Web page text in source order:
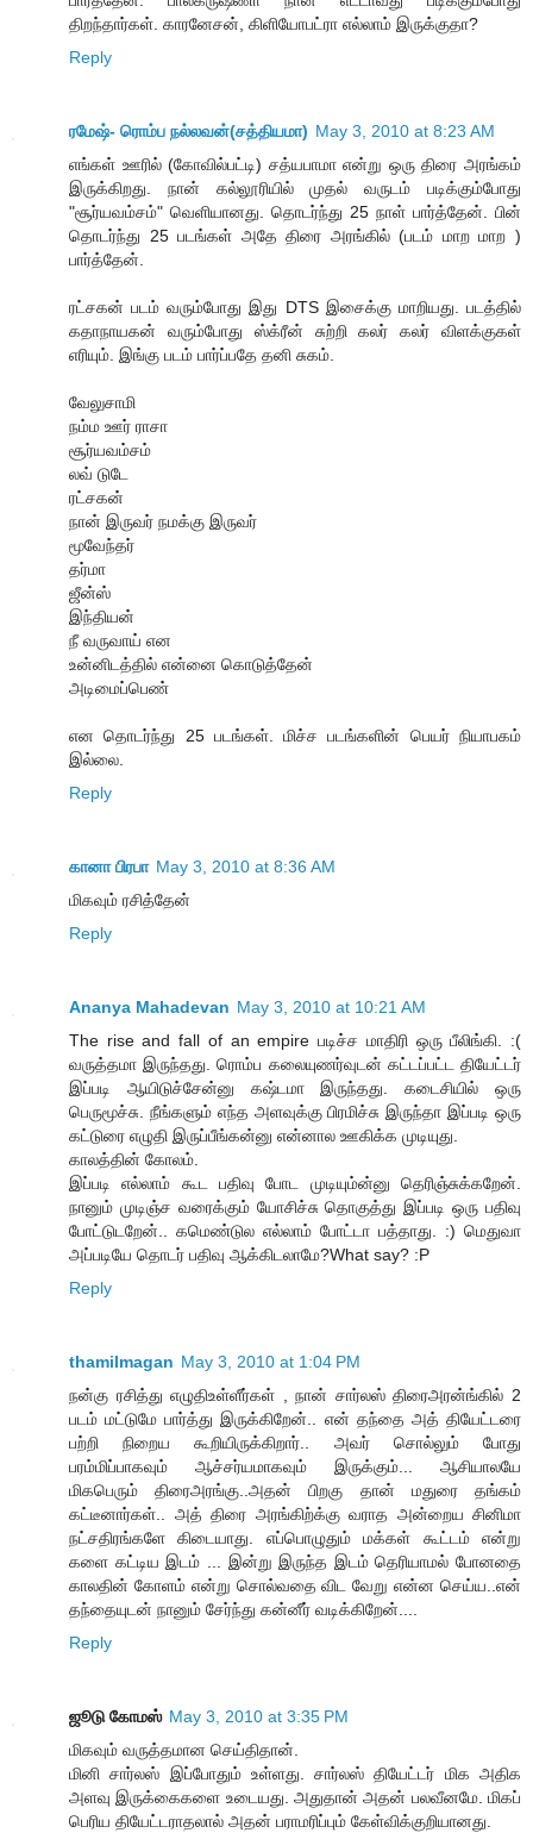
திறந்தார்கள். காரனேசன், கிளியோபட்ரா எல்லாம் இருக்குதா?
Reply
ரமேஷ்- ரொம்ப நல்லவன்(சத்தியமா) May 3, 2010 at 8:23 AM
எங்கள் ஊரில் (கோவில்பட்டி) சத்யபாமா என்று ஒரு திரை அரங்கம்
இருக்கிறது. நான் கல்லூரியில் முதல் வருடம் படிக்கும்போது
"சூர்யவம்சம்" வெளியானது. தொடர்ந்து 25 நாள் பார்த்தேன். பின்
தொடர்ந்து 25 படங்கள் அதே திரை அரங்கில் (படம் மாற மாற )
பார்த்தேன்.
ரட்சகன் படம் வரும்போது இது DTS இசைக்கு மாறியது. படத்தில்
கதாநாயகன் வரும்போது ஸ்க்ரீன் சுற்றி கலர் கலர் விளக்குகள்
எரியும். இங்கு படம் பார்ப்பதே தனி சுகம்.
வேலுசாமி
நம்ம ஊர் ராசா
சூர்யவம்சம்
லவ் டுடே
ரட்சகன்
நான் இருவர் நமக்கு இருவர்
மூவேந்தர்
தர்மா
ஜீன்ஸ்
இந்தியன்
நீ வருவாய் என
உன்னிடத்தில் என்னை கொடுத்தேன்
அடிமைப்பெண்
என தொடர்ந்து 25 படங்கள். மிச்ச படங்களின் பெயர் நியாபகம்
இல்லை.
Reply
கானா பிரபா May 3, 2010 at 8:36 AM
மிகவும் ரசித்தேன்
Reply
Ananya Mahadevan May 3, 2010 at 10:21 AM
The rise and fall of an empire படிச்ச மாதிரி ஒரு பீலிங்கி. :(
வருத்தமா இருந்தது. ரொம்ப கலையுணர்வுடன் கட்டப்பட்ட தியேட்டர்
இப்படி ஆயிடுச்சேன்னு கஷ்டமா இருந்தது. கடைசியில் ஒரு
பெருமூச்சு. நீங்களும் எந்த அளவுக்கு பிரமிச்சு இருந்தா இப்படி ஒரு
கட்டுரை எழுதி இருப்பீங்கன்னு என்னால ஊகிக்க முடியுது.
காலத்தின் கோலம்.
இப்படி எல்லாம் கூட பதிவு போட முடியும்ன்னு தெரிஞ்சுக்கறேன்.
நானும் முடிஞ்ச வரைக்கும் யோசிச்சு தொகுத்து இப்படி ஒரு பதிவு
போட்டுடறேன்.. கமெண்டுல எல்லாம் போட்டா பத்தாது. :) மெதுவா
அப்படியே தொடர் பதிவு ஆக்கிடலாமே?What say? :P
Reply
thamilmagan May 3, 2010 at 1:04 PM
நன்கு ரசித்து எழுதிஉள்ளீர்கள் , நான் சார்லஸ் திரைஅரன்ங்கில் 2
படம் மட்டுமே பார்த்து இருக்கிறேன்.. என் தந்தை அத் தியேட்டரை
பற்றி நிறைய கூறியிருக்கிறார்.. அவர் சொல்லும் போது
பரம்மிப்பாகவும் ஆச்சர்யமாகவும் இருக்கும்... ஆசியாலயே
மிகபெரும் திரைஅரங்கு..அதன் பிறகு தான் மதுரை தங்கம்
கட்டீனார்கள்.. அத் திரை அரங்கிற்க்கு வராத அன்றைய சினிமா
நட்சதிரங்களே கிடையாது. எப்பொழுதும் மக்கள் கூட்டம் என்று
களை கட்டிய இடம் ... இன்று இருந்த இடம் தெரியாமல் போனதை
காலதின் கோளம் என்று சொல்வதை விட வேறு என்ன செய்ய..என்
தந்தையுடன் நானும் சேர்ந்து கன்னீர் வடிக்கிறேன்....
Reply
ஜூடு கோமஸ் May 3, 2010 at 3:35 PM
மிகவும் வருத்தமான செய்திதான்.
மினி சார்லஸ் இப்போதும் உள்ளது. சார்லஸ் தியேட்டர் மிக அதிக
அளவு இருக்கைகளை உடையது. அதுதான் அதன் பலவீனமே. மிகப்
பெரிய தியேட்டராதலால் அதன் பராமரிப்பும் கேள்விக்குறியானது.